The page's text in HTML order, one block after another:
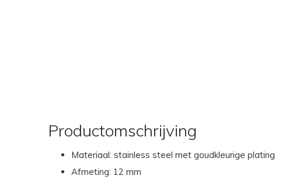
Productomschrijving
Materiaal: stainless steel met goudkleurige plating
Afmeting: 12 mm